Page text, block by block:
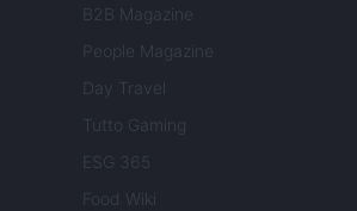
B2B Magazine
People Magazine
Day Travel
Tutto Gaming
ESG 365
Food Wiki